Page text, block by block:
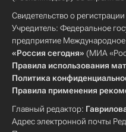
Свидетельство о
Учредитель: Федеральное
предприятие
«Россия сегодня» (МИА
Правила использования
Политика
Правила применения
Главный редактор:
Адрес электронной почты